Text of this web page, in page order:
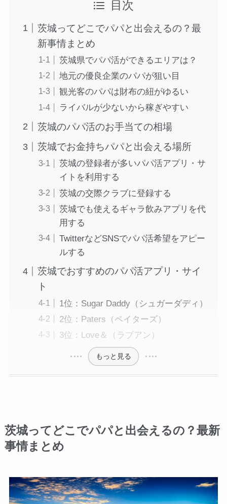
目次
茨城ってどこでパパと出会えるの？最
新事情まとめ
茨城県でパパ活ができるエリアは？
地元の優良企業のパパが狙い目
観光客のパパは財布の紐がゆるい
ライバルが少ないから稼ぎやすい
茨城のパパ活のお手当ての相場
茨城でお金持ちパパと出会える場所
茨城の登録者が多いパパ活アプリ・サ
イトを利用する
茨城の交際クラブに登録する
茨城でも使えるギャラ飲みアプリを代
用する
TwitterなどSNSでパパ活希望をアピー
ルする
茨城でおすすめのパパ活アプリ・サイ
ト
1位：Sugar Daddy（シュガーダディ）
2位：Paters（ペイターズ）
3位：Love＆（ラブアン）
もっと見る
茨城ってどこでパパと出会えるの？最新
事情まとめ